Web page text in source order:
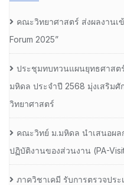
คณะวิทยาศาสตร์ ส่งผลงานเ
Forum 2025”
ประชุมทบทวนแผนยุทธศาสต
มหิดล ประจำปี 2568 มุ่งเสริมศั
วิทยาศาสตร์
คณะวิทย์ ม.มหิดล นำเสนอผล
ปฏิบัติงานของส่วนงาน (PA-
ภาควิชาเคมี รับการตรวจปร